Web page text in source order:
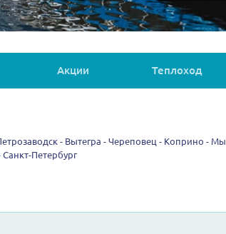
Акции Теплоход
- Вытегра - Череповец - Коприно -
Петербург